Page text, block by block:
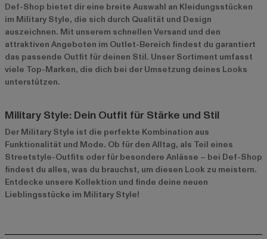
Def-Shop bietet dir eine breite Auswahl an Kleidungsstücken
im Military Style, die sich durch Qualität und Design
auszeichnen. Mit unserem schnellen Versand und den
attraktiven Angeboten im Outlet-Bereich findest du garantiert
das passende Outfit für deinen Stil. Unser Sortiment umfasst
viele Top-Marken, die dich bei der Umsetzung deines Looks
unterstützen.
Military Style: Dein Outfit für Stärke und Stil
Der Military Style ist die perfekte Kombination aus
Funktionalität und Mode. Ob für den Alltag, als Teil eines
Streetstyle-Outfits oder für besondere Anlässe – bei Def-Shop
findest du alles, was du brauchst, um diesen Look zu meistern.
Entdecke unsere Kollektion und finde deine neuen
Lieblingsstücke im Military Style!